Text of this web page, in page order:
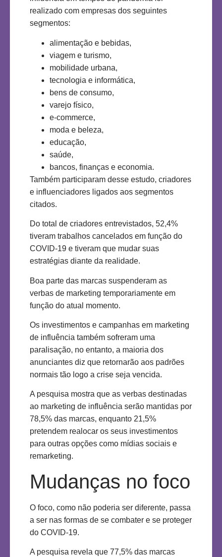
realizado com empresas dos seguintes
segmentos:
alimentação e bebidas,
viagem e turismo,
mobilidade urbana,
tecnologia e informática,
bens de consumo,
varejo físico,
e-commerce,
moda e beleza,
educação,
saúde,
bancos, finanças e economia.
Também participaram desse estudo, criadores
e influenciadores ligados aos segmentos
citados.
Do total de criadores entrevistados, 52,4%
tiveram trabalhos cancelados em função do
COVID-19 e tiveram que mudar suas
estratégias diante da realidade.
Boa parte das marcas suspenderam as
verbas de marketing temporariamente em
função do atual momento.
Os investimentos e campanhas em marketing
de influência também sofreram uma
paralisação, no entanto, a maioria dos
anunciantes diz que retornarão aos padrões
normais tão logo a crise seja vencida.
A pesquisa mostra que as verbas destinadas
ao marketing de influência serão mantidas por
78,5% das marcas, enquanto 21,5%
pretendem realocar os seus investimentos
para outras opções como mídias sociais e
remarketing.
Mudanças no foco
O foco, como não poderia ser diferente, passa
a ser nas formas de se combater e se proteger
do COVID-19.
A pesquisa revela que 77,5% das marcas